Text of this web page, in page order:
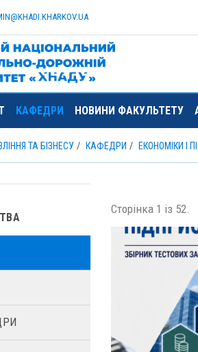
KHADI.KHARKOV.UA
КАФЕДРИ НОВИНИ ФАКУЛЬТЕТУ
ТА БІЗНЕСУ КАФЕДРИ ЕКОНОМІКИ І
Сторінка 1 із 52.